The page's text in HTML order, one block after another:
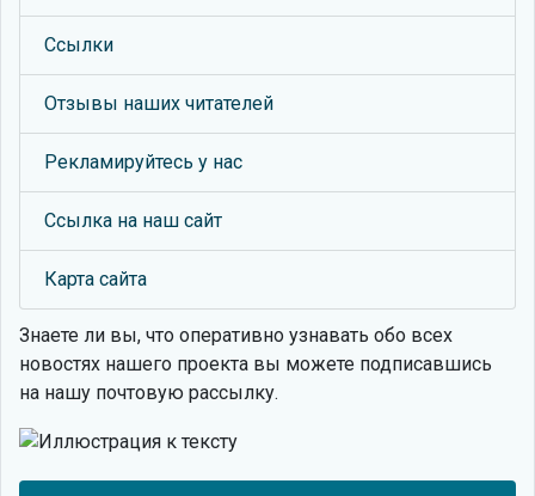
Ссылки
Отзывы наших читателей
Рекламируйтесь у нас
Ссылка на наш сайт
Карта сайта
Знаете ли вы, что оперативно узнавать обо всех
новостях нашего проекта вы можете подписавшись
на нашу почтовую рассылку.